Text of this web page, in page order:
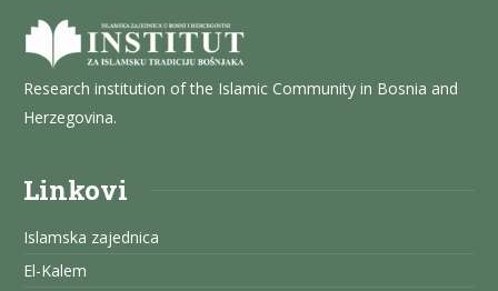
Research institution of the Islamic Community in Bosnia and
Herzegovina.
Linkovi
Islamska zajednica
El-Kalem